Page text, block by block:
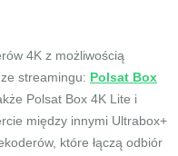
4K z możliwością
streamingu: Polsat Box
Polsat Box 4K Lite i
między innymi Ultrabox+
które łączą odbiór